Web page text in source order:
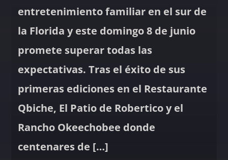
entretenimiento familiar en el sur de
la Florida y este domingo 8 de junio
promete superar todas las
expectativas. Tras el éxito de sus
primeras ediciones en el Restaurante
Qbiche, El Patio de Robertico y el
Rancho Okeechobee donde
centenares de […]